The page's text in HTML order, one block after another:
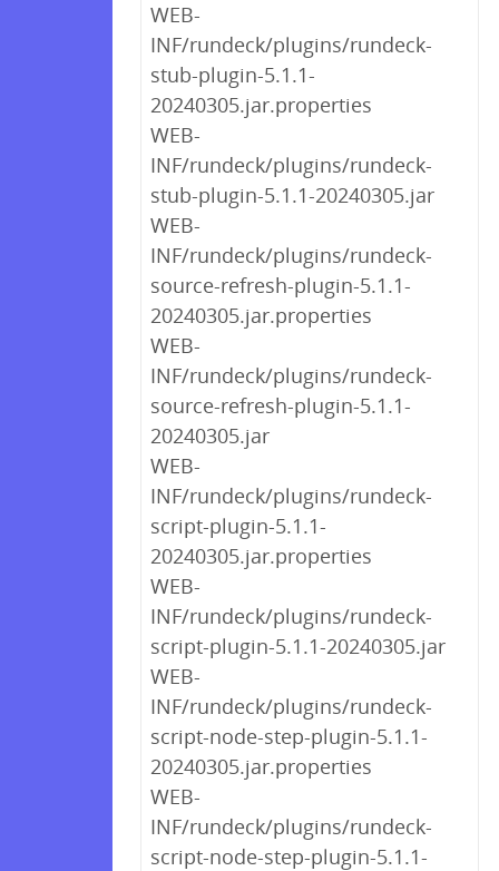
WEB-
INF/rundeck/plugins/rundeck-
stub-plugin-5.1.1-
20240305.jar.properties
WEB-
INF/rundeck/plugins/rundeck-
stub-plugin-5.1.1-20240305.jar
WEB-
INF/rundeck/plugins/rundeck-
source-refresh-plugin-5.1.1-
20240305.jar.properties
WEB-
INF/rundeck/plugins/rundeck-
source-refresh-plugin-5.1.1-
20240305.jar
WEB-
INF/rundeck/plugins/rundeck-
script-plugin-5.1.1-
20240305.jar.properties
WEB-
INF/rundeck/plugins/rundeck-
script-plugin-5.1.1-20240305.jar
WEB-
INF/rundeck/plugins/rundeck-
script-node-step-plugin-5.1.1-
20240305.jar.properties
WEB-
INF/rundeck/plugins/rundeck-
script-node-step-plugin-5.1.1-